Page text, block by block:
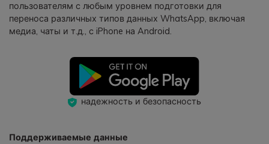
пользователям с любым уровнем подготовки для
переноса различных типов данных WhatsApp, включая
медиа, чаты и т.д., с iPhone на Android.
надежность и безопасность
Поддерживаемые данные